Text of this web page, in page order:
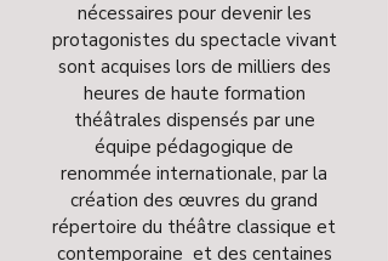
nécessaires pour devenir les
protagonistes du spectacle vivant
sont acquises lors de milliers des
heures de haute formation
théâtrales dispensés par une
équipe pédagogique de
renommée internationale, par la
création des œuvres du grand
répertoire du théâtre classique et
contemporaine et des centaines